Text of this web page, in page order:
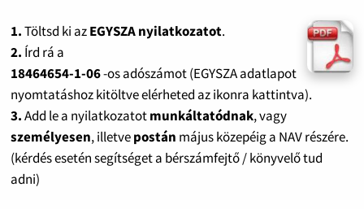
1.Töltsd ki azEGYSZA nyilatkozatot.
2. Írd rá a
18464654-1-06-os adószámot (EGYSZA adatlapot
nyomtatáshoz kitöltve elérheted az ikonra kattintva).
3.Add le a nyilatkozatotmunkáltatódnak, vagy
személyesen, illetvepostán május közepéig a NAV részére.
(kérdés esetén segítséget a bérszámfejtő / könyvelő tud
adni)